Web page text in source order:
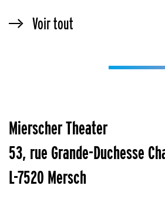
Voir tout
Mierscher Theater
53, rue Grande-Duchesse
L-7520 Mersch